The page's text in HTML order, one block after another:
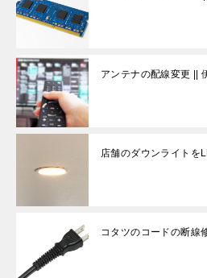
アンテナの配線変更 ||
店舗のダウンライトを
コタツのコードの断線